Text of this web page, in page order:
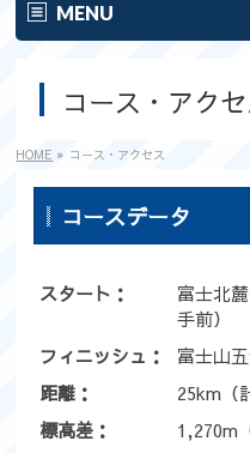
MENU
お申し込み
公式グッズ
コース・アク
HOME » コース・アクセス
コースデータ
スタート：
富士北
手前）
フィニッシュ：
富士山
距離：
25km（
標高差：
1,270m